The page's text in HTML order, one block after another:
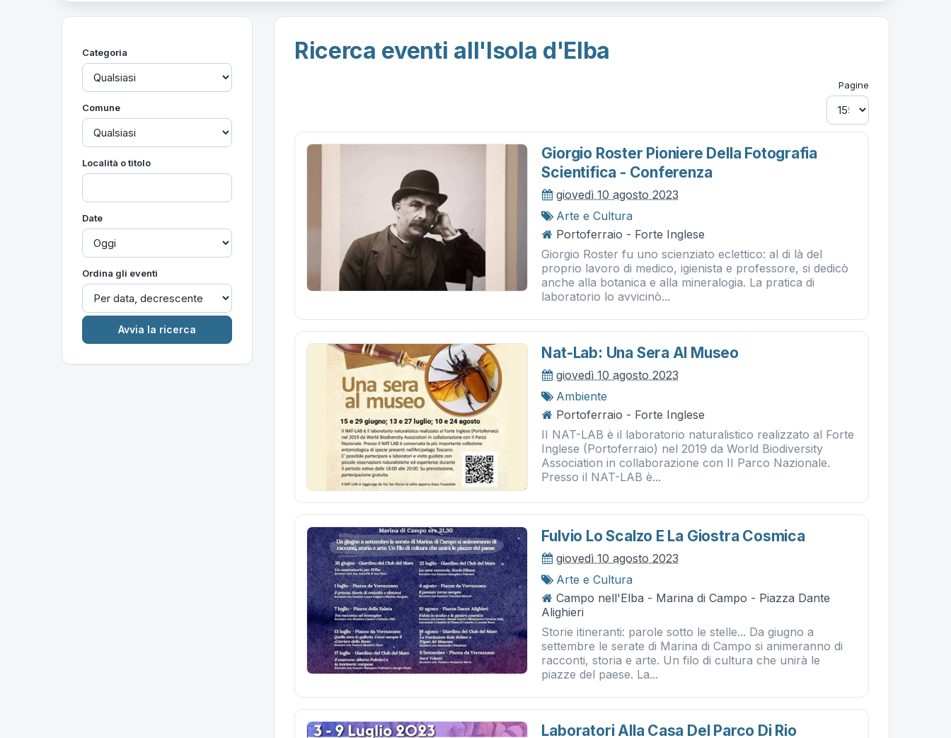
Categoria
Comune
Località o titolo
Date
Ordina gli eventi
Ricerca eventi all'Isola d'Elba
Pagine
Giorgio Roster Pioniere Della Fotografia
Scientifica - Conferenza
giovedì 10 agosto 2023
Arte e Cultura
Portoferraio - Forte Inglese
Giorgio Roster fu uno scienziato eclettico: al di là del
proprio lavoro di medico, igienista e professore, si dedicò
anche alla botanica e alla mineralogia. La pratica di
laboratorio lo avvicinò...
Nat-Lab: Una Sera Al Museo
giovedì 10 agosto 2023
Ambiente
Portoferraio - Forte Inglese
II NAT-LAB è il laboratorio naturalistico realizzato al Forte
Inglese (Portoferraio) nel 2019 da World Biodiversity
Association in collaborazione con II Parco Nazionale.
Presso il NAT-LAB è...
Fulvio Lo Scalzo E La Giostra Cosmica
giovedì 10 agosto 2023
Arte e Cultura
Campo nell'Elba - Marina di Campo - Piazza Dante
Alighieri
Storie itineranti: parole sotto le stelle... Da giugno a
settembre le serate di Marina di Campo si animeranno di
racconti, storia e arte. Un filo di cultura che unirà le
piazze del paese. La...
Laboratori Alla Casa Del Parco Di Rio